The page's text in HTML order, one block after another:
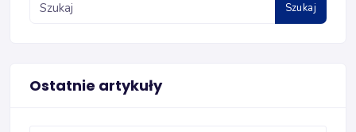
Szukaj
Ostatnie artykuły